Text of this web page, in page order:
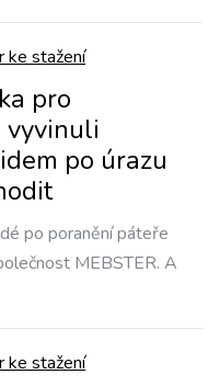
ke stažení
pro
vyvinuli
po úrazu
po poranění páteře
MEBSTER. A
ke stažení